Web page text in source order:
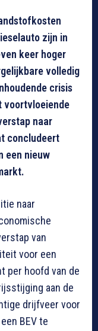
zijn in
keer hoger
volledig
crisis
voortvloeiende
naar
concludeert
een nieuw
naar
van
voor een
per hoofd van de
aan de
drijfveer voor
BEV te